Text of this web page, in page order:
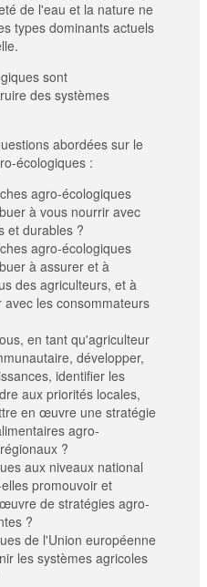
de l'eau et la nature ne
types dominants actuels
sont
des systèmes
abordées sur le
écologiques :
agro-écologiques
à vous nourrir avec
et durables ?
agro-écologiques
à assurer et à
des agriculteurs, et à
avec les consommateurs
en tant qu'agriculteur
développer,
identifier les
aux priorités locales,
en œuvre une stratégie
agro-
?
aux niveaux national
promouvoir et
de stratégies agro-
?
de l'Union européenne
les systèmes agricoles